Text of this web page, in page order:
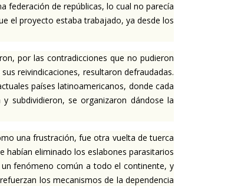
federación de repúblicas, lo cual no parecía
el proyecto estaba trabajado, ya desde los
por las contradicciones que no pudieron
reivindicaciones, resultaron defraudadas.
países latinoamericanos, donde cada
subdividieron, se organizaron dándose la
una frustración, fue otra vuelta de tuerca
habían eliminado los eslabones parasitarios
un fenómeno común a todo el continente, y
los mecanismos de la dependencia